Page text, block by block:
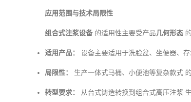
应用范围与技术局限性
组合式注浆设备 的适用性主要受产品几何形态
适用产品： 设备主要适用于洗脸盆、坐便器、
局限性： 生产一体式马桶、小便池等复杂款式
转型要求： 从台式铸造转换到组合式高压注浆